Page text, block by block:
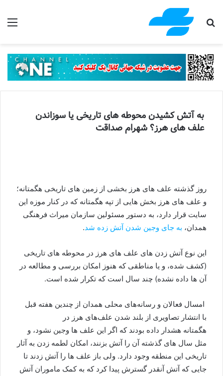
جستجو برای
به آتش کشیدن محوطه های تاریخی یا سوزاندن
علف های هرز؟ شهرام صداقت
روز گذشته علف های هرز بخشی از زمین های تاریخی هگمتانه؛
و علف های هرز بخش هایی از تپه هگمتانه که در کنار موزه این
سایت قرار دارد، به دستور مسئولین سازمان میراث فرهنگی
همدان، به جای وجین شدن آتش زده شد.
این نوع آتش زدن های علف های هرز در محوطه های تاریخی
(کشف شده، و یا مناطقی که هنوز امکان بررسی و مطالعه در
آن ها داده نشده) چند سال است که تکرار شده است.
امسال فعالان و رسانه‌های محلی همدان از چندین هفته قبل
با انتشار تصاویری از بلند شدن علف‌های هرز در
هگمتانه هشدار داده بودند که اگر این علف ها وجین نشود، و
مثل سال های گذشته آن را آتش بزنند، امکان لطمه زدن به آثار
تاریخی این منطقه وجود دارد. ولی باز علف ها را آتش زدند تا
جایی که آتش آنقدر گسترش پیدا کرد که به کمک ماموران آتش